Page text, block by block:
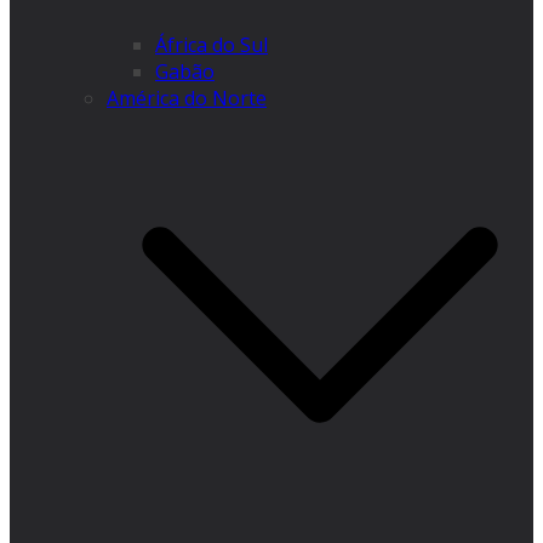
África do Sul
Gabão
América do Norte